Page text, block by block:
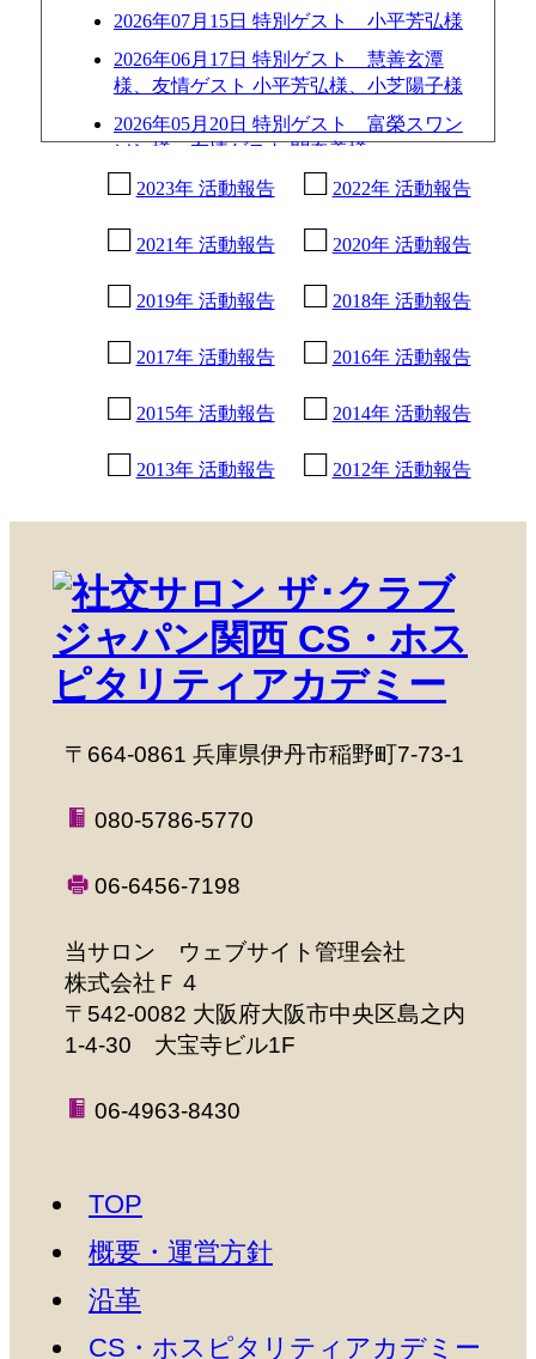
2026年07月15日 特別ゲスト 小平芳弘様
2026年06月17日 特別ゲスト 慧善玄潭
様、友情ゲスト 小平芳弘様、小芝陽子様
2026年05月20日 特別ゲスト 富榮スワン
ソン様、友情ゲスト 関奈美様
2026年04月15日 特別ゲスト 小島正博様
2026年03月18日 特別ゲスト 菅生好身様
様、藤原恵津子様
様、康光岐様
2025年12月17日 特別ゲスト 西原明良
様、友情ゲスト なかおくみこ様、草笛四
真希様、ジョン・道阪様
2025年10月15日 特別ゲスト 溝畑宏様、
友情ゲスト 富永えりこ様
2025年09月17日 特別ゲスト 五島洋様
2025年08月20日 特別ゲスト 宮田博文様
人 関西ウクライナ友好協会様
友情ゲスト 山本恭裕様
2025年03月19日 特別ゲスト 溝畑宏様
2025年02月19日 特別ゲスト 康光岐様、
清水英彰様、友情ゲスト 飛鳥天紅様
様、宇野美香子様
2024年11月20日 特別ゲスト 田中壱征様
2024年10月16日 特別ゲスト 草笛雅子様
2024年09月18日 特別ゲスト 中野良美
様、中野彰久様、車田一光様、寺井隆敏
様
2023年 活動報告 2022年 活動報告
2021年 活動報告 2020年 活動報告
2019年 活動報告 2018年 活動報告
2017年 活動報告 2016年 活動報告
2015年 活動報告 2014年 活動報告
2013年 活動報告 2012年 活動報告
〒664-0861 兵庫県伊丹市稲野町7-73-1
080-5786-5770
06-6456-7198
当サロン ウェブサイト管理会社
株式会社Ｆ４
〒542-0082 大阪府大阪市中央区島之内
1-4-30 大宝寺ビル1F
06-4963-8430
TOP
概要・運営方針
沿革
CS・ホスピタリティアカデミー